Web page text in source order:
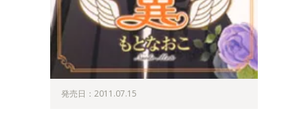
発売日：2011.07.15